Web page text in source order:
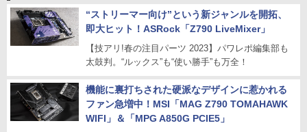
“ストリーマー向け”という新ジャンルを開拓、
即大ヒット！ASRock「Z790 LiveMixer」
【技アリ!春の注目パーツ 2023】パワレポ編集部も
太鼓判。“ルックス”も“使い勝手”も万全！
機能に裏打ちされた硬派なデザインに惹かれる
ファン急増中！MSI「MAG Z790 TOMAHAWK
WIFI」＆「MPG A850G PCIE5」